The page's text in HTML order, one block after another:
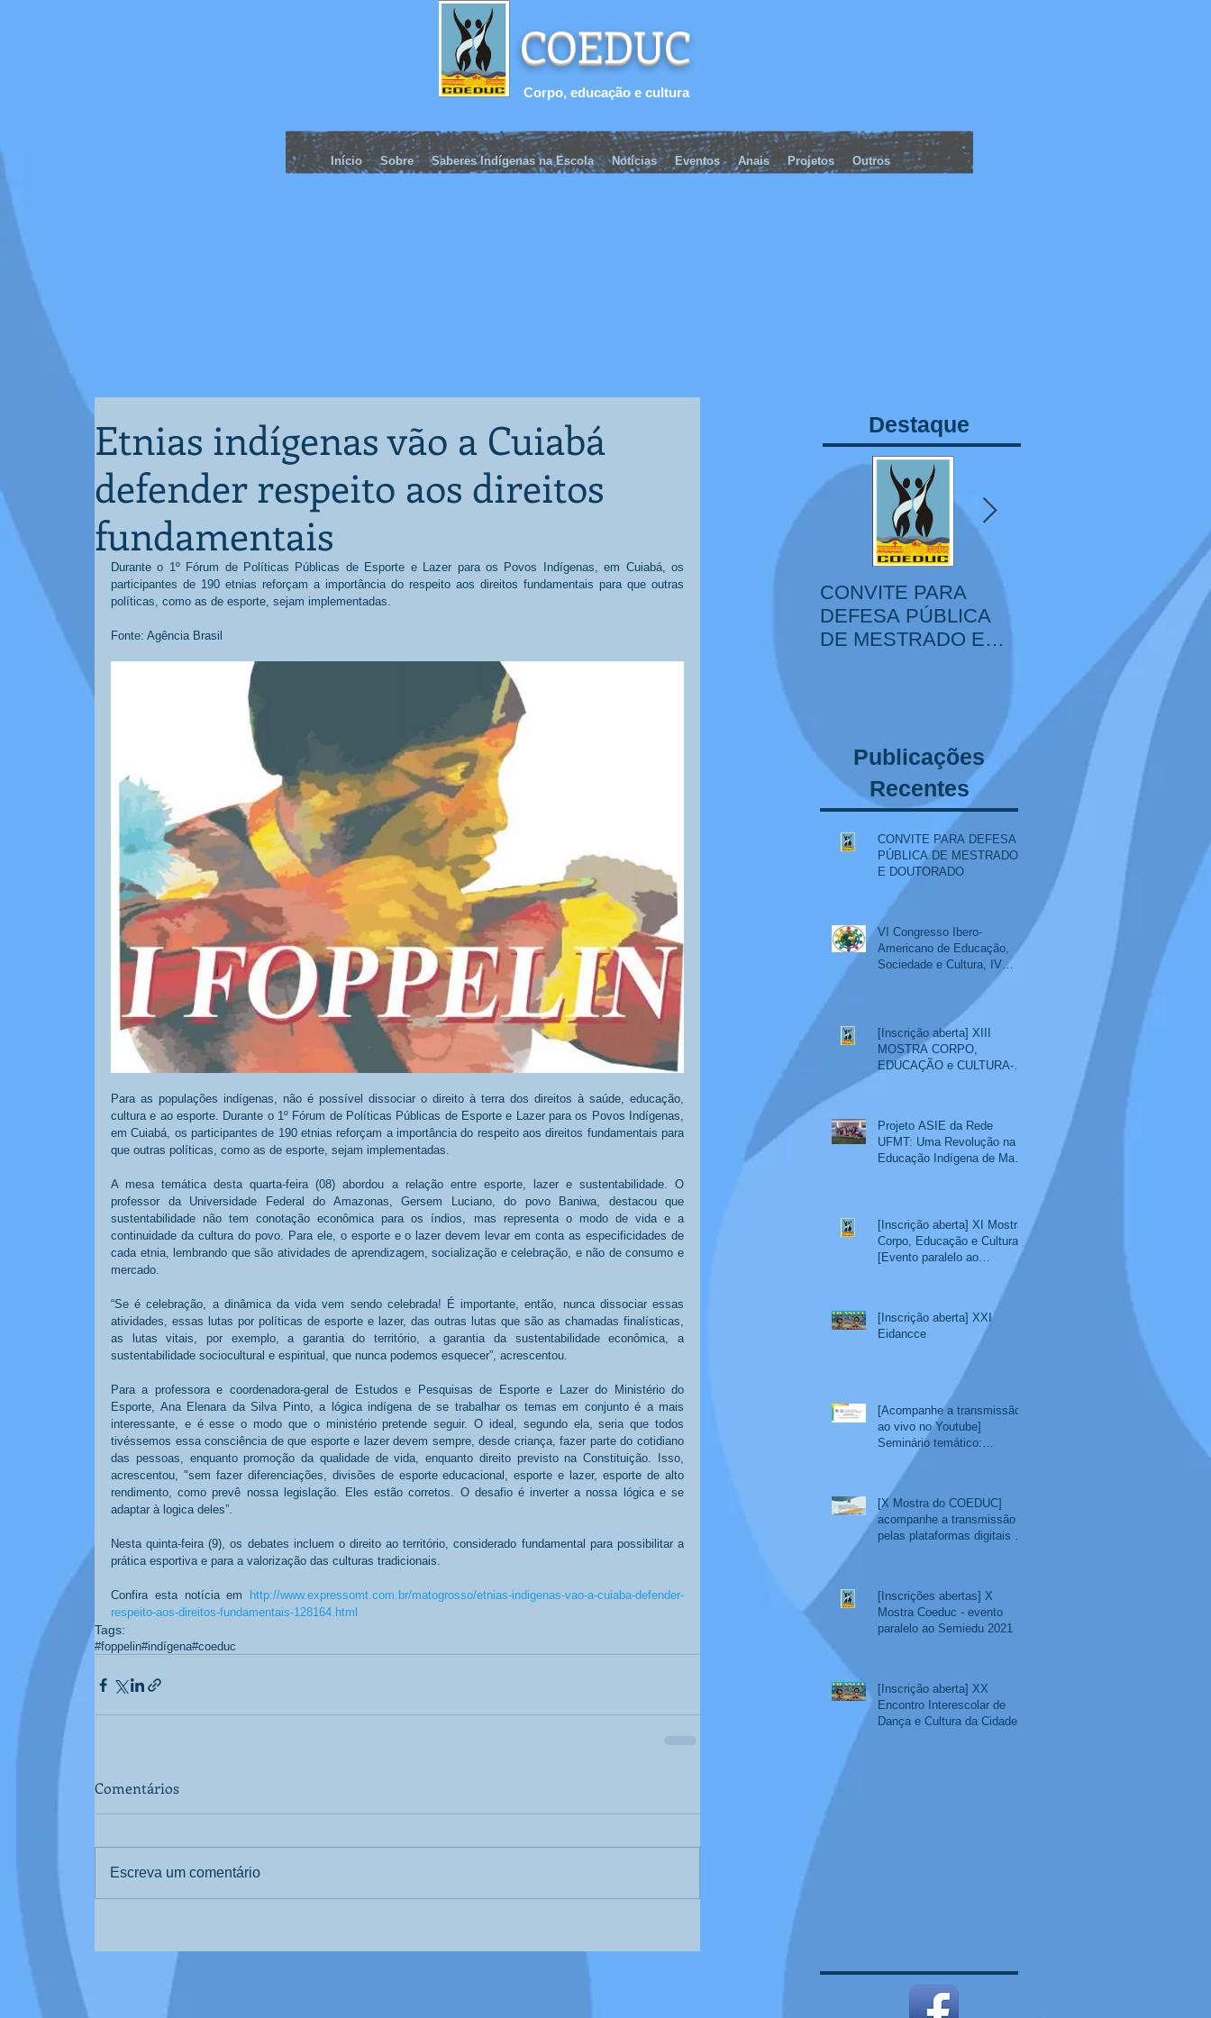
COEDUC
Corpo, educação e cultura
Início Sobre Saberes Indígenas na Escola Notícias Eventos Anais Projetos Outros
Etnias indígenas vão a Cuiabá
defender respeito aos direitos
fundamentais
Durante o 1º Fórum de Políticas Públicas de Esporte e Lazer para os Povos Indígenas, em Cuiabá, os
participantes de 190 etnias reforçam a importância do respeito aos direitos fundamentais para que outras
políticas, como as de esporte, sejam implementadas.
Fonte: Agência Brasil
Para as populações indígenas, não é possível dissociar o direito à terra dos direitos à saúde, educação,
cultura e ao esporte. Durante o 1º Fórum de Políticas Públicas de Esporte e Lazer para os Povos Indígenas,
em Cuiabá, os participantes de 190 etnias reforçam a importância do respeito aos direitos fundamentais para
que outras políticas, como as de esporte, sejam implementadas.
A mesa temática desta quarta-feira (08) abordou a relação entre esporte, lazer e sustentabilidade. O
professor da Universidade Federal do Amazonas, Gersem Luciano, do povo Baniwa, destacou que
sustentabilidade não tem conotação econômica para os índios, mas representa o modo de vida e a
continuidade da cultura do povo. Para ele, o esporte e o lazer devem levar em conta as especificidades de
cada etnia, lembrando que são atividades de aprendizagem, socialização e celebração, e não de consumo e
mercado.
“Se é celebração, a dinâmica da vida vem sendo celebrada! É importante, então, nunca dissociar essas
atividades, essas lutas por políticas de esporte e lazer, das outras lutas que são as chamadas finalísticas,
as lutas vitais, por exemplo, a garantia do território, a garantia da sustentabilidade econômica, a
sustentabilidade sociocultural e espiritual, que nunca podemos esquecer”, acrescentou.
Para a professora e coordenadora-geral de Estudos e Pesquisas de Esporte e Lazer do Ministério do
Esporte, Ana Elenara da Silva Pinto, a lógica indígena de se trabalhar os temas em conjunto é a mais
interessante, e é esse o modo que o ministério pretende seguir. O ideal, segundo ela, seria que todos
tivéssemos essa consciência de que esporte e lazer devem sempre, desde criança, fazer parte do cotidiano
das pessoas, enquanto promoção da qualidade de vida, enquanto direito previsto na Constituição. Isso,
acrescentou, "sem fazer diferenciações, divisões de esporte educacional, esporte e lazer, esporte de alto
rendimento, como prevê nossa legislação. Eles estão corretos. O desafio é inverter a nossa lógica e se
adaptar à logica deles”.
Nesta quinta-feira (9), os debates incluem o direito ao território, considerado fundamental para possibilitar a
prática esportiva e para a valorização das culturas tradicionais.
Confira esta notícia em
http://www.expressomt.com.br/matogrosso/etnias-indigenas-vao-a-cuiaba-defender-
respeito-aos-direitos-fundamentais-128164.html
Tags:
#foppelin#indígena#coeduc
Comentários
Escreva um comentário
Destaque
CONVITE PARA
DEFESA PÚBLICA
DE MESTRADO E
VI Congresso Ibero-
Americano de
Educação, Sociedade
e Cultura, IV Colóquio
Internacional
Educação,
Interculturalidade e
XIV Mostra Corpo,
Educação e Cultura
Publicações
Recentes
CONVITE PARA DEFESA
PÚBLICA DE MESTRADO
E DOUTORADO
VI Congresso Ibero-
Americano de Educação,
Sociedade e Cultura, IV
Educação, Interculturalidade
e XIV Mostra Corpo,
Educação e Cultura
[Inscrição aberta] XIII
MOSTRA CORPO,
EDUCAÇÃO e CULTURA-
Projeto ASIE da Rede
UFMT: Uma Revolução na
Educação Indígena de Mato
[Inscrição aberta] XI Mostra
Corpo, Educação e Cultura
[Evento paralelo ao
[Inscrição aberta] XXI
Eidancce
[Acompanhe a transmissão
ao vivo no Youtube]
Seminário temático:
Educação Escolar Indígena
[X Mostra do COEDUC]
acompanhe a transmissão
pelas plataformas digitais do
[Inscrições abertas] X
Mostra Coeduc - evento
paralelo ao Semiedu 2021
[Inscrição aberta] XX
Encontro Interescolar de
Dança e Cultura da Cidade